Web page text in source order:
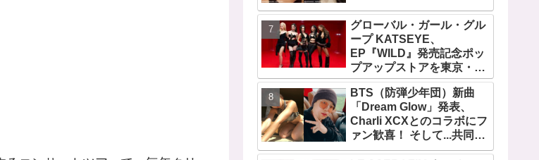
由を推測
グローバル・ガール・グル
ープ KATSEYE、
EP『WILD』発売記念ポッ
プアップストアを東京・原
宿で開催 限定グッズも登
場
BTS（防弾少年団）新曲
「Dream Glow」発表、
Charli XCXとのコラボにフ
ァン歓喜！ そして...共同制
作者が明かすジミンへの思